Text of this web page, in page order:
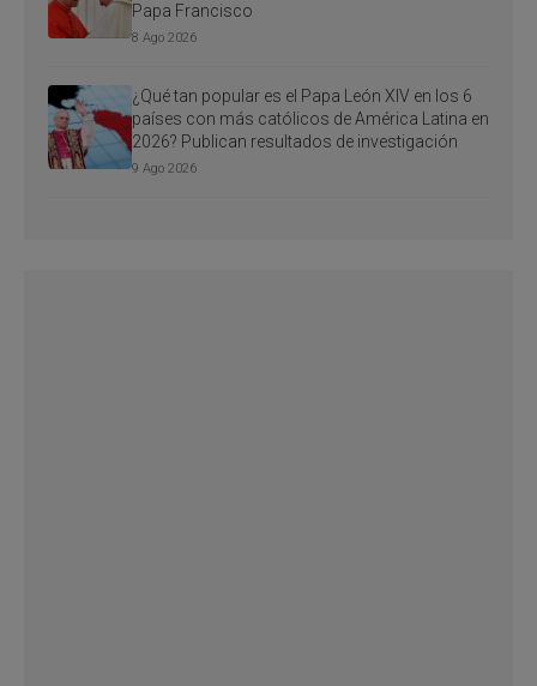
Papa Francisco
8 Ago 2026
¿Qué tan popular es el Papa León XIV en los 6
países con más católicos de América Latina en
2026? Publican resultados de investigación
9 Ago 2026